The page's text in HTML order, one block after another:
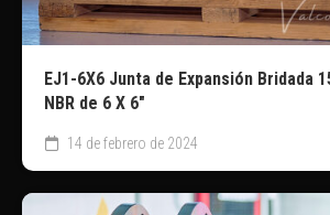
EJ1-6X6 Junta de Expansión Bridada
NBR de 6 X 6″
14 de febrero de 2024